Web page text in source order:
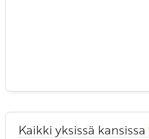
Kaikki yksissä kansissa